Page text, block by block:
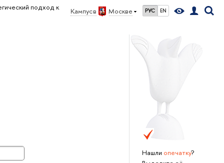
Кампус Москве РУС EN
подход к
Нашли опечатку?